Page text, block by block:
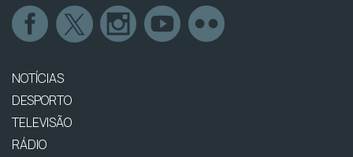
NOTÍCIAS
DESPORTO
TELEVISÃO
RÁDIO